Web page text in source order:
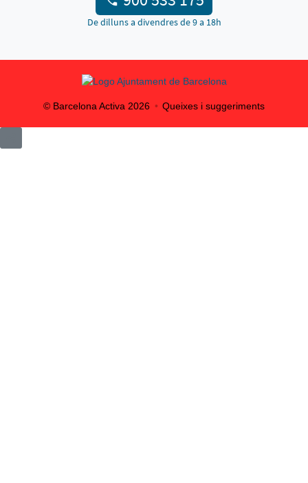
De dilluns a divendres de 9 a 18h
© Barcelona Activa 2026 Queixes i suggeriments